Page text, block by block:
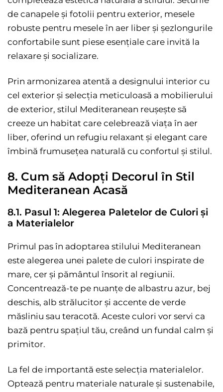
de canapele și fotolii pentru exterior, mesele
robuste pentru mesele în aer liber și șezlongurile
confortabile sunt piese esențiale care invită la
relaxare și socializare.
Prin armonizarea atentă a designului interior cu
cel exterior și selecția meticuloasă a mobilierului
de exterior, stilul Mediteranean reușește să
creeze un habitat care celebrează viața în aer
liber, oferind un refugiu relaxant și elegant care
îmbină frumusețea naturală cu confortul și stilul.
8. Cum să Adopți Decorul în Stil
Mediteranean Acasă
8.1. Pasul 1: Alegerea Paletelor de Culori și
a Materialelor
Primul pas în adoptarea stilului Mediteranean
este alegerea unei palete de culori inspirate de
mare, cer și pământul însorit al regiunii.
Concentrează-te pe nuanțe de albastru azur, bej
deschis, alb strălucitor și accente de verde
măsliniu sau teracotă. Aceste culori vor servi ca
bază pentru spațiul tău, creând un fundal calm și
primitor.
La fel de importantă este selecția materialelor.
Optează pentru materiale naturale și sustenabile,